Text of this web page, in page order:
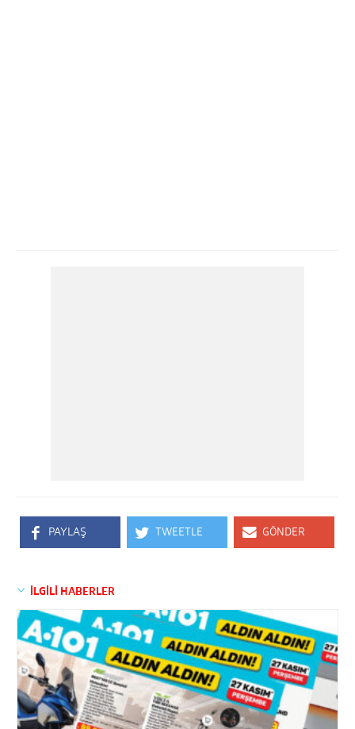
PAYLAŞ TWEETLE GÖNDER
İLGİLİ HABERLER